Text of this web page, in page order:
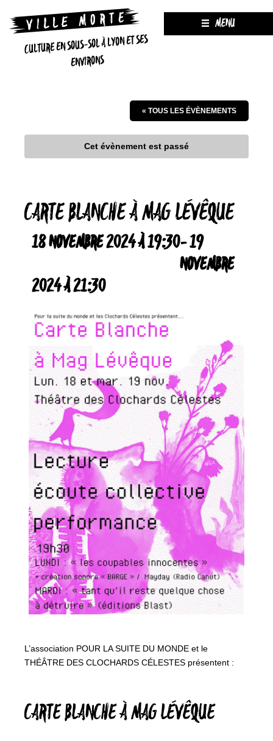
CULTURE EN SOUS-SOL À LYON ET SES
ENVIRONS
MENU
« TOUS LES ÉVÈNEMENTS
Cet évènement est passé
CARTE BLANCHE À MAG LÉVÊQUE
18 NOVEMBRE 2024 À 19:30-19
NOVEMBRE
2024 À 21:30
L’association POUR LA SUITE DU MONDE et le
THÉÂTRE DES CLOCHARDS CÉLESTES présentent :
CARTE BLANCHE À MAG LÉVÊQUE